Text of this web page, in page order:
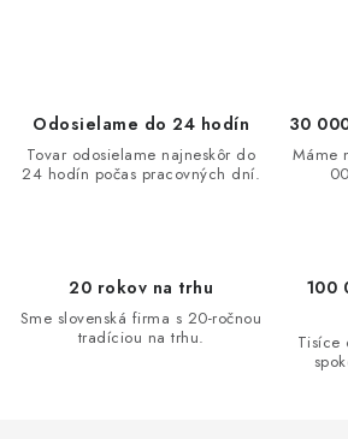
v
p
a
Odosielame do 24 hodín
Tovar odosielame najneskôr do
24 hodín počas pracovných dní.
30
Máme
20 rokov na trhu
Sme slovenská firma s 20-ročnou
tradíciou na trhu.
100
Tisíce